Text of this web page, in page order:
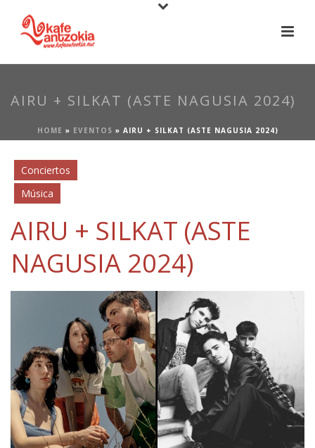
AIRU + SILKAT (ASTE NAGUSIA 2024)
HOME » EVENTOS » AIRU + SILKAT (ASTE NAGUSIA 2024)
Conciertos
Música
AIRU + SILKAT (ASTE
NAGUSIA 2024)